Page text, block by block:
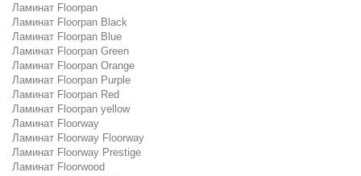
Ламинат Floorpan
Ламинат Floorpan Black
Ламинат Floorpan Blue
Ламинат Floorpan Green
Ламинат Floorpan Orange
Ламинат Floorpan Purple
Ламинат Floorpan Red
Ламинат Floorpan yellow
Ламинат Floorway
Ламинат Floorway Floorway
Ламинат Floorway Prestige
Ламинат Floorwood